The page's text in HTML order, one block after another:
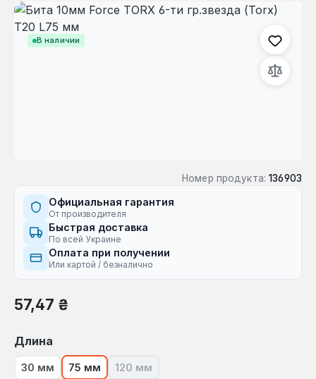
В наличии
Пропустить галерею изображений
Номер продукта: 136903
Официальная гарантия
От производителя
Быстрая доставка
По всей Украине
Оплата при получении
Или картой / безналично
Обычная цена:
57,47 ₴
Выберите
Длина
30 мм 75 мм 120 мм(В настоящее время эта опция